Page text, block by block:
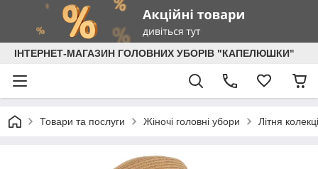
ІНТЕРНЕТ-МАГАЗИН ГОЛОВНИХ УБОРІВ "КАПЕЛЮШКИ"
Товари та послуги Жіночі головні убори Літня